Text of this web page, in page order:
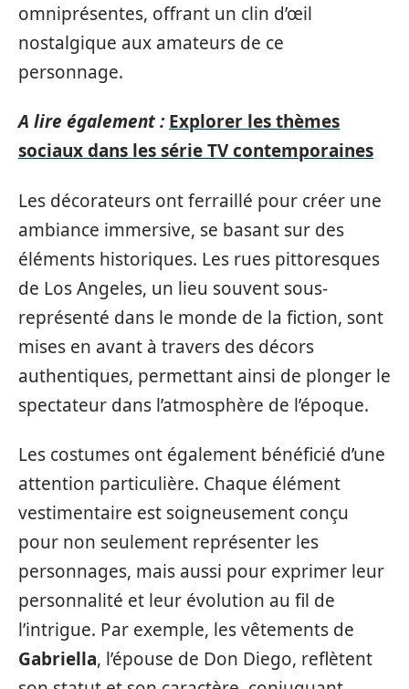
omniprésentes, offrant un clin d’œil
nostalgique aux amateurs de ce
personnage.
A lire également : Explorer les thèmes
sociaux dans les série TV contemporaines
Les décorateurs ont ferraillé pour créer une
ambiance immersive, se basant sur des
éléments historiques. Les rues pittoresques
de Los Angeles, un lieu souvent sous-
représenté dans le monde de la fiction, sont
mises en avant à travers des décors
authentiques, permettant ainsi de plonger le
spectateur dans l’atmosphère de l’époque.
Les costumes ont également bénéficié d’une
attention particulière. Chaque élément
vestimentaire est soigneusement conçu
pour non seulement représenter les
personnages, mais aussi pour exprimer leur
personnalité et leur évolution au fil de
l’intrigue. Par exemple, les vêtements de
Gabriella, l’épouse de Don Diego, reflètent